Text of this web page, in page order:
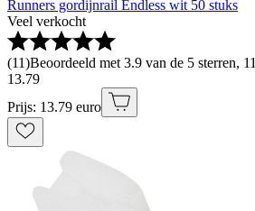
Runners gordijnrail Endless wit 50 stuks
Veel verkocht
(11)Beoordeeld met 3.9 van de 5 sterren,
13.79
Prijs: 13.79 euro